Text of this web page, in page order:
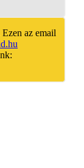
Ezen az email